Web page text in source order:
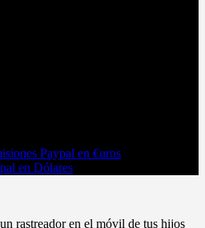
Paypal en €uros
en Dólares
rastreador en el móvil de tus hijos